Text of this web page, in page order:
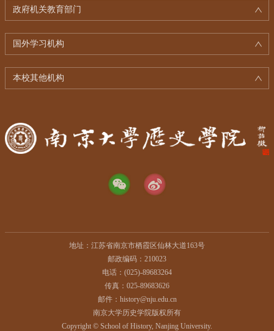
政府机关教育部门
国外学习机构
本校其他机构
地址：江苏省南京市栖霞区仙林大道163号
邮政编码：210023
电话：(025)-89683264
传真：025-89683626
邮件：history@nju.edu.cn
南京大学历史学院版权所有
Copyright © School of History, Nanjing University.